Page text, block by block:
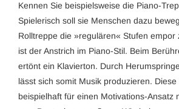
Kennen Sie beispielsweise die Piano-
Spielerisch soll sie Menschen dazu
Rolltreppe die »regulären« Stufen empor
ist der Anstrich im Piano-Stil. Beim
ertönt ein Klavierton. Durch
lässt sich somit Musik produzieren.
beispielhaft für einen Motivations-Ansatz